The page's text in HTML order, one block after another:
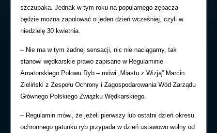
szczupaka. Jednak w tym roku na popularnego zębacza
będzie można zapolować o jeden dzień wcześniej, czyli w
niedzielę 30 kwietnia.
– Nie ma w tym żadnej sensacji, nic nie naciągamy, tak
stanowi wędkarskie prawo zapisane w Regulaminie
Amatorskiego Połowu Ryb – mówi „Miastu z Wizją” Marcin
Zieliński z Zespołu Ochrony i Zagospodarowania Wód Zarządu
Głównego Polskiego Związku Wędkarskiego.
– Regulamin mówi, że jeżeli pierwszy lub ostatni dzień okresu
ochronnego gatunku ryb przypada w dzień ustawowo wolny od